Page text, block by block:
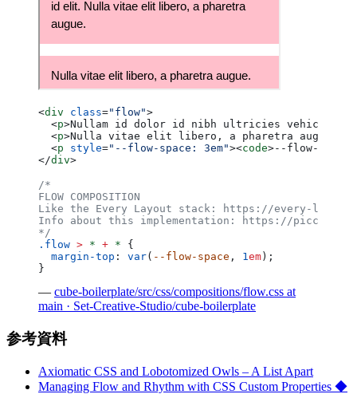
<div class="flow">
  <
p>Nullam id dolor id nibh ultricies vehicula
  <
p>Nulla vitae elit libero, a pharetra augue.
  <
p style="--flow-space: 3em"><code>--flow-
</div>
/*
FLOW COMPOSITION
Like the Every Layout stack: https://every-
Info about this implementation: https://
*/
.flow > * + * {
  margin-top
: var( --flow-space , 1em );
}
— cube-boilerplate/src/css/compositions/flow.css at
main · Set-Creative-Studio/cube-boilerplate
参考資料
Axiomatic CSS and Lobotomized Owls – A List Apart
Managing Flow and Rhythm with CSS Custom Properties ◆